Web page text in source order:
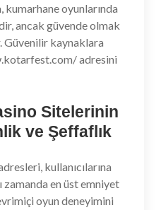
kumarhane oyunlarında
ancak güvende olmak
Güvenilir kaynaklara
adresini
Sitelerinin
ve Şeffaflık
kullanıcılarına
zamanda en üst emniyet
oyun deneyimini